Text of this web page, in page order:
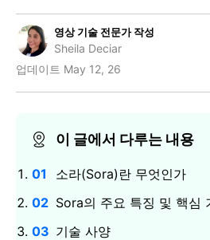
도움말 센터
고객 지원
핫한 콘텐츠
필모라 정보
더 알아보기
검색
영상 기술 전문가 작성
Sheila Deciar
업데이트 May 12, 26
이 글에서 다루는 내용
소라(Sora)란 무엇인가
Sora의 주요 특징 및 핵심
기술 사양